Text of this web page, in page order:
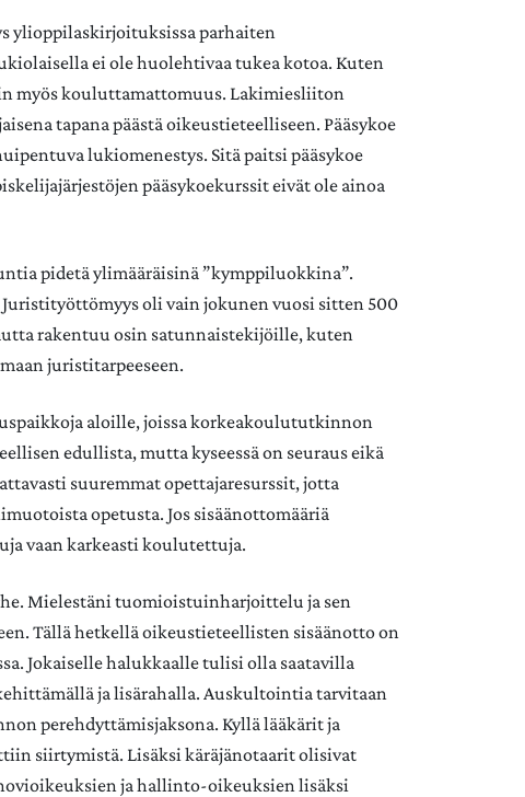
ylioppilaskirjoituksissa parhaiten
ei ole huolehtivaa tukea kotoa. Kuten
myös kouluttamattomuus. Lakimiesliiton
tapana päästä oikeustieteelliseen. Pääsykoe
lukiomenestys. Sitä paitsi pääsykoe
pääsykoekurssit eivät ole ainoa
pidetä ylimääräisinä ”kymppiluokkina”.
oli vain jokunen vuosi sitten 500
rakentuu osin satunnaistekijöille, kuten
juristitarpeeseen.
aloille, joissa korkeakoulututkinnon
edullista, mutta kyseessä on seuraus eikä
suuremmat opettajaresurssit, jotta
opetusta. Jos sisäänottomääriä
vaan karkeasti koulutettuja.
Mielestäni tuomioistuinharjoittelu ja sen
Tällä hetkellä oikeustieteellisten sisäänotto on
Jokaiselle halukkaalle tulisi olla saatavilla
ja lisärahalla. Auskultointia tarvitaan
perehdyttämisjaksona. Kyllä lääkärit ja
siirtymistä. Lisäksi käräjänotaarit olisivat
ja hallinto-oikeuksien lisäksi